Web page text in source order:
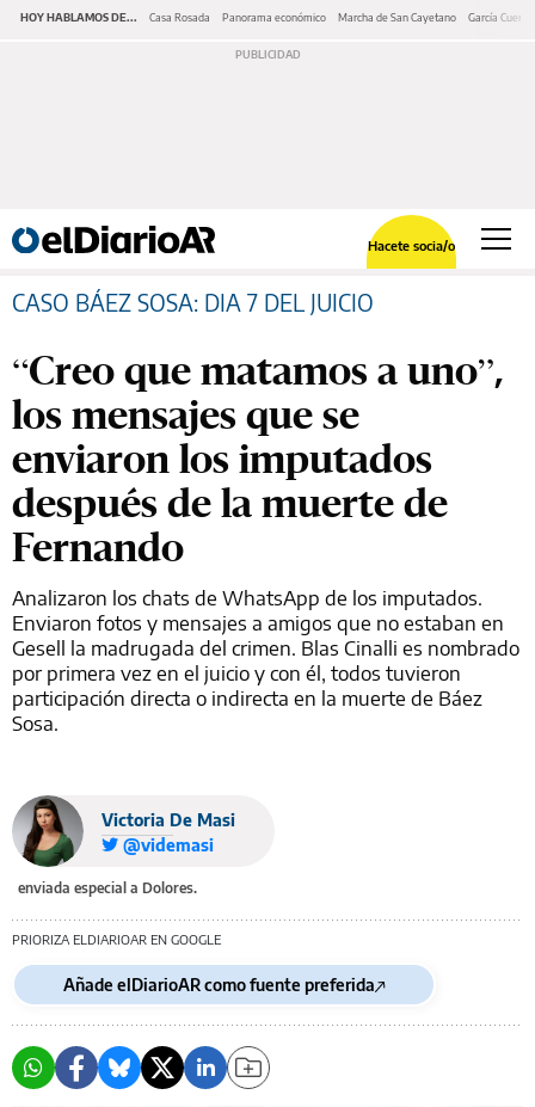
HOY HABLAMOS DE... Casa Rosada Panorama económico Marcha de San Cayetano García Cuerva
Hacete socia/o
CASO BÁEZ SOSA: DIA 7 DEL JUICIO
“Creo que matamos a uno”,
los mensajes que se
enviaron los imputados
después de la muerte de
Fernando
Analizaron los chats de WhatsApp de los imputados.
Enviaron fotos y mensajes a amigos que no estaban en
Gesell la madrugada del crimen. Blas Cinalli es nombrado
por primera vez en el juicio y con él, todos tuvieron
participación directa o indirecta en la muerte de Báez
Sosa.
Victoria De Masi
@videmasi
enviada especial a Dolores.
PRIORIZA ELDIARIOAR EN GOOGLE
Añade elDiarioAR como fuente preferida